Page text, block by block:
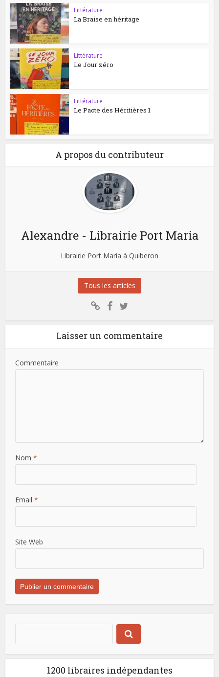
Littérature
La Braise en héritage
Littérature
Le Jour zéro
Littérature
Le Pacte des Héritières 1
A propos du contributeur
Alexandre - Librairie Port Maria
Librairie Port Maria à Quiberon
Tous les articles
Laisser un commentaire
Commentaire
Nom *
Email *
Site Web
1200 libraires indépendantes